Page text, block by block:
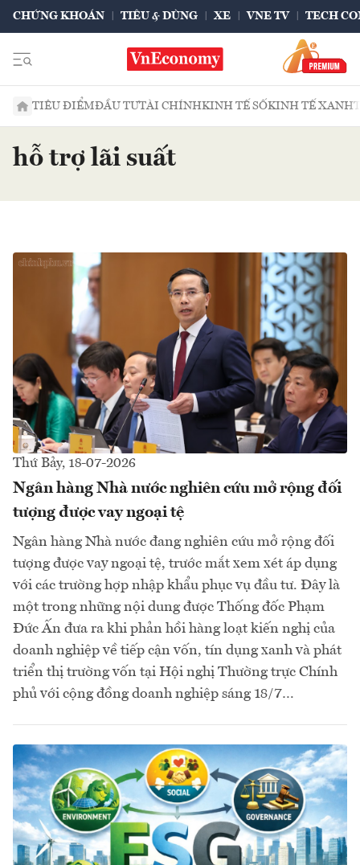
CHỨNG KHOÁN TIÊU & DÙNG XE VNE TV TECH
TIÊU ĐIỂMĐẦU TƯTÀI CHÍNHKINH TẾ SỐKINH TẾ XANH
hỗ trợ lãi suất
Thứ Bảy, 18-07-2026
Ngân hàng Nhà nước nghiên cứu mở rộng đối
tượng được vay ngoại tệ
Ngân hàng Nhà nước đang nghiên cứu mở rộng đối
tượng được vay ngoại tệ, trước mắt xem xét áp dụng
với các trường hợp nhập khẩu phục vụ đầu tư. Đây là
một trong những nội dung được Thống đốc Phạm
Đức Ấn đưa ra khi phản hồi hàng loạt kiến nghị của
doanh nghiệp về tiếp cận vốn, tín dụng xanh và phát
triển thị trường vốn tại Hội nghị Thường trực Chính
phủ với cộng đồng doanh nghiệp sáng 18/7…